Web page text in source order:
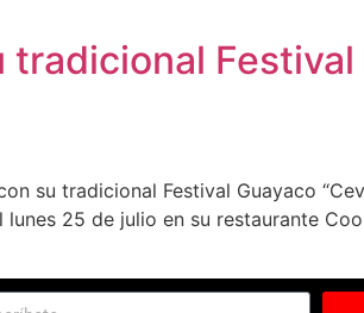
tradicional Festival
su tradicional Festival Guayaco
25 de julio en su restaurante